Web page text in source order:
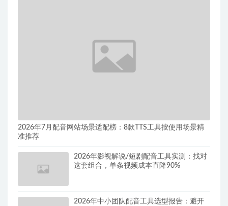
2026年7月配音网站场景适配榜：8款TTS工具按使用场景精
准推荐
2026年影视解说/短剧配音工具实测：找对
这套组合，单条视频成本直降90%
2026年中小团队配音工具选型报告：避开